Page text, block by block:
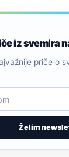
iz svemira
Želim
priče o